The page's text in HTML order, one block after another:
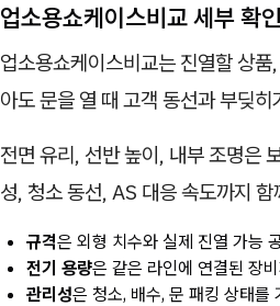
업소용쇼케이스비교 세부 확
업소용쇼케이스비교는 진열할 상
아도 문을 열 때 고객 동선과 부딪
전면 유리, 선반 높이, 내부 조명은
성, 청소 동선, AS 대응 속도까지 함
규격은 외형 치수와 실제 진열 가능
전기 용량은 같은 라인에 연결된 장
관리성은 청소, 배수, 문 패킹 상태를